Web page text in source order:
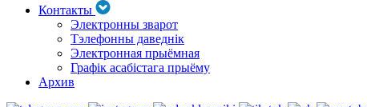
Контакты
Электронны зварот
Тэлефонны даведнік
Электронная прыёмная
Графік асабістага прыёму
Архив